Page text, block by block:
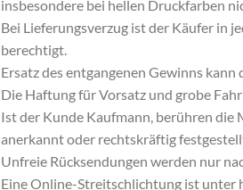
insbesondere bei hellen Druckfarben
Bei Lieferungsverzug ist der Käufer in
berechtigt.
Ersatz des entgangenen Gewinns
Die Haftung für Vorsatz und grobe
Ist der Kunde Kaufmann, berühren die
anerkannt oder rechtskräftig
Unfreie Rücksendungen werden nur
Eine Online-Streitschlichtung ist unter